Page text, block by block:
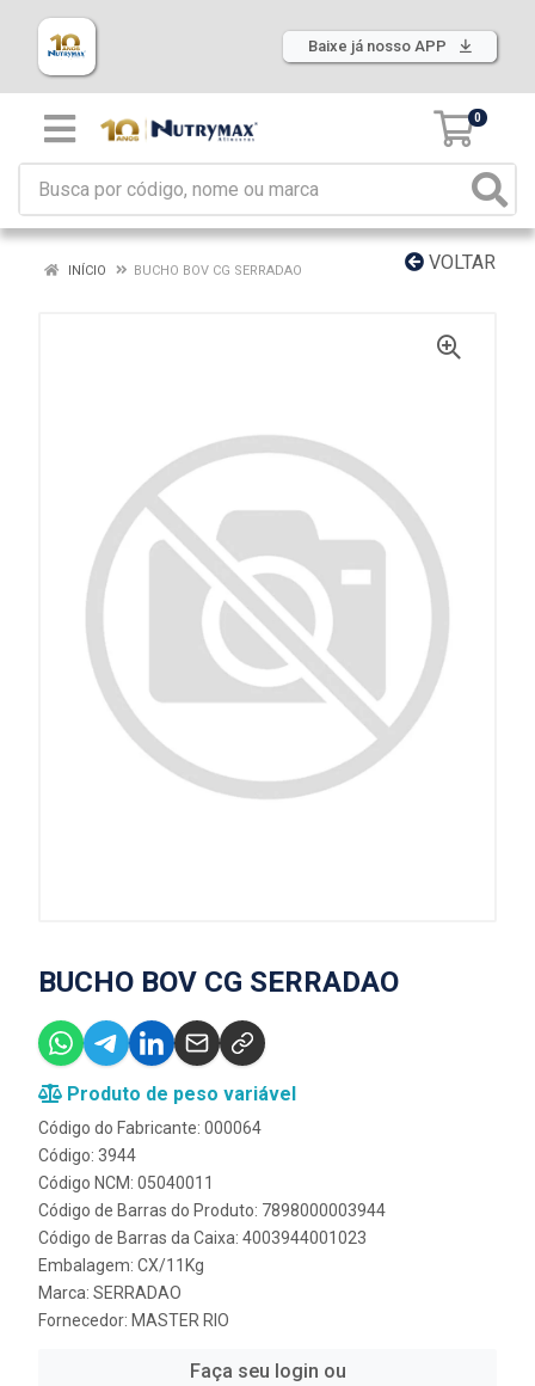
Baixe já nosso APP
0
VOLTAR
INÍCIO BUCHO BOV CG SERRADAO
BUCHO BOV CG SERRADAO
Produto de peso variável
Código do Fabricante: 000064
Código: 3944
Código NCM: 05040011
Código de Barras do Produto: 7898000003944
Código de Barras da Caixa: 4003944001023
Embalagem: CX/11Kg
Marca: SERRADAO
Fornecedor: MASTER RIO
Faça seu login ou